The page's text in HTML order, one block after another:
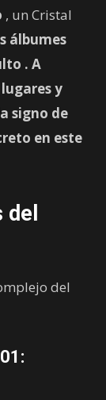
, un Cristal
álbumes
. A
y
signo de
en este
del